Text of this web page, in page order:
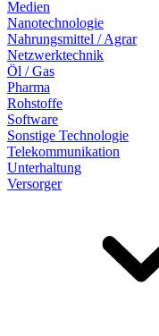
Medien
Nanotechnologie
Nahrungsmittel / Agrar
Netzwerktechnik
Öl / Gas
Pharma
Rohstoffe
Software
Sonstige Technologie
Telekommunikation
Unterhaltung
Versorger